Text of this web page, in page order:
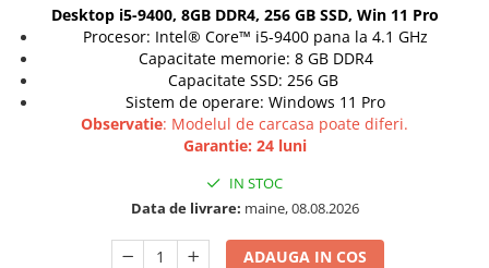
Calculatoare All-in-One NOI
All-in-One REFURBISHED
Calculatoare All-in-One RENEW
Componente All-in-One
Desktop i5-9400, 8GB DDR4, 256 GB SSD, Win 11 Pro
Procesor: Intel® Core™ i5-9400 pana la 4.1 GHz
Capacitate memorie: 8 GB DDR4
Capacitate SSD: 256 GB
Sistem de operare: Windows 11 Pro
Observatie: Modelul de carcasa poate diferi.
Garantie: 24 luni
IN STOC
Data de livrare: maine, 08.08.2026
ADAUGA IN COS